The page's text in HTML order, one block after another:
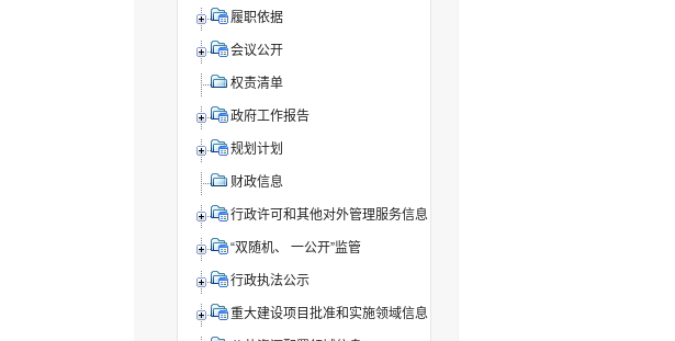
履职依据
会议公开
权责清单
政府工作报告
规划计划
财政信息
行政许可和其他对外管理服务信息
“双随机、 一公开”监管
行政执法公示
重大建设项目批准和实施领域信息